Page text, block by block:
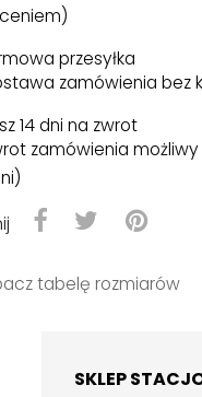
przesyłka
zamówienia bez
14 dni na zwrot
zamówienia
tabelę rozmiarów
SKLEP